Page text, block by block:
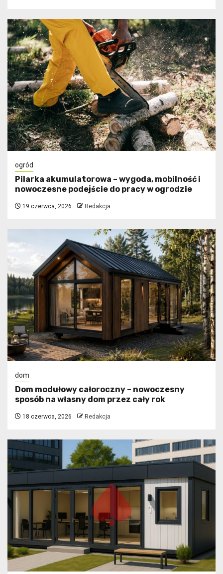
ogród
Pilarka akumulatorowa – wygoda, mobilność i
nowoczesne podejście do pracy w ogrodzie
19 czerwca, 2026 Redakcja
dom
Dom modułowy całoroczny – nowoczesny
sposób na własny dom przez cały rok
18 czerwca, 2026 Redakcja